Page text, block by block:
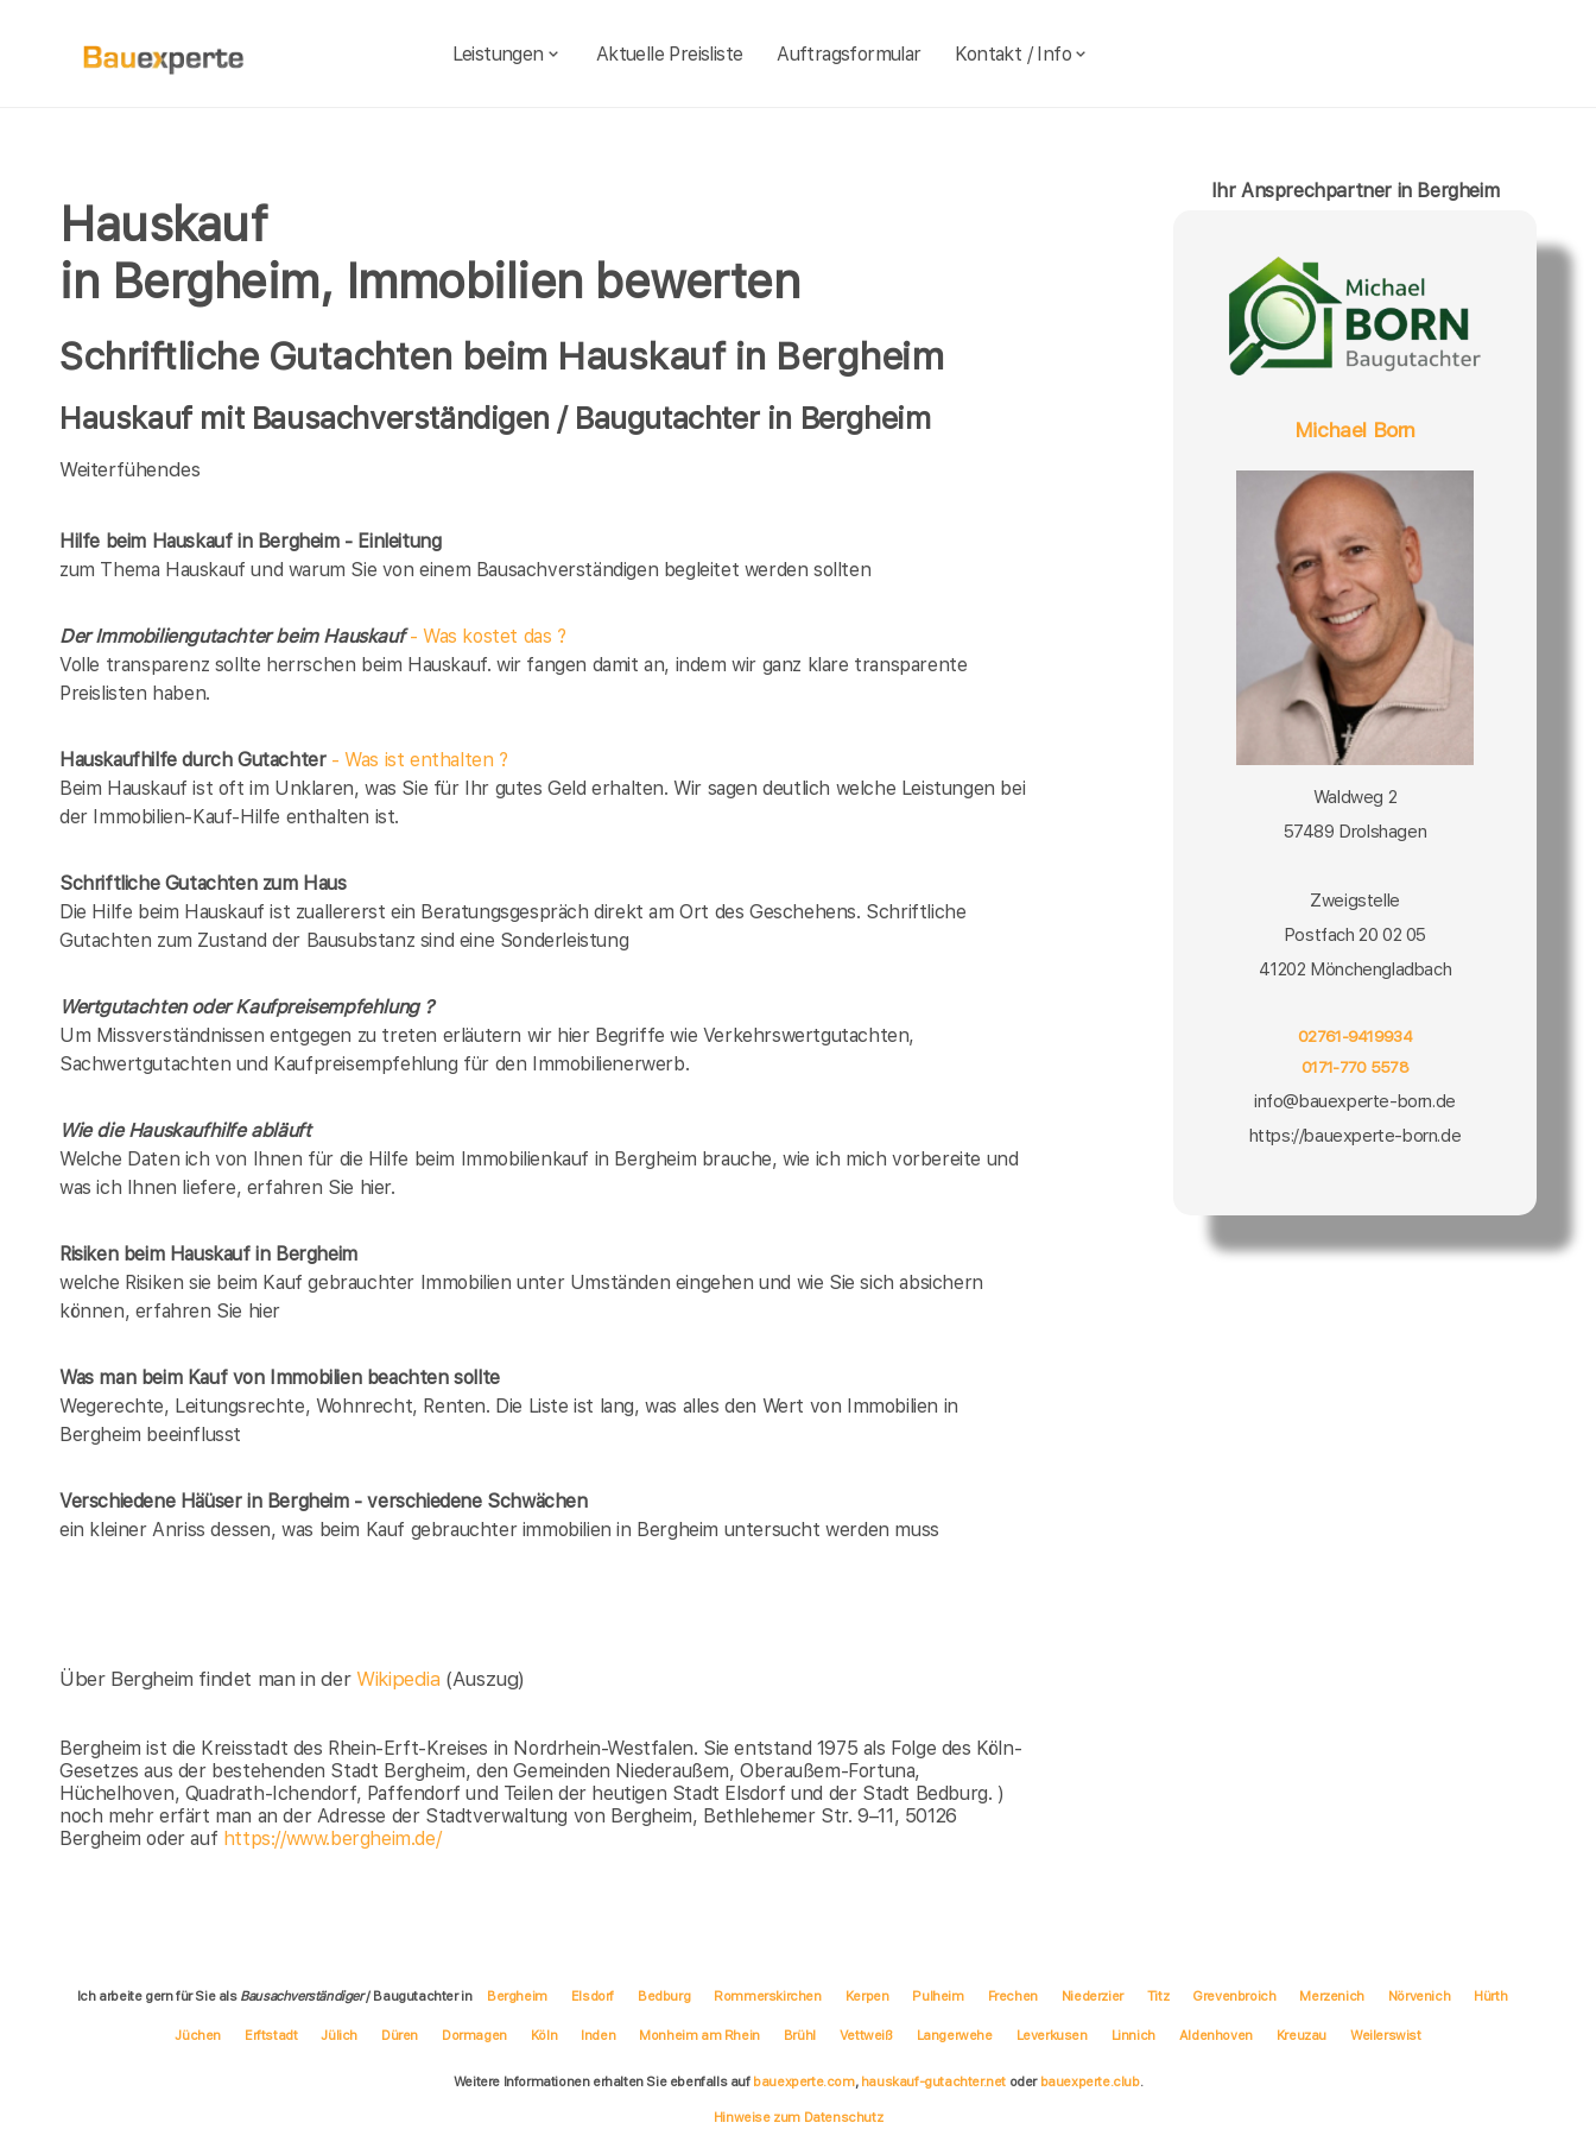
Leistungen Aktuelle Preisliste Auftragsformular Kontakt / Info
Hauskauf
in Bergheim, Immobilien bewerten
Schriftliche Gutachten beim Hauskauf in Bergheim
Hauskauf mit Bausachverständigen / Baugutachter in Bergheim
Weiterfühendes
Hilfe beim Hauskauf in Bergheim - Einleitung
zum Thema Hauskauf und warum Sie von einem Bausachverständigen begleitet werden sollten
Der Immobiliengutachter beim Hauskauf- Was kostet das ?
Volle transparenz sollte herrschen beim Hauskauf. wir fangen damit an, indem wir ganz klare transparente
Preislisten haben.
Hauskaufhilfe durch Gutachter- Was ist enthalten ?
Beim Hauskauf ist oft im Unklaren, was Sie für Ihr gutes Geld erhalten. Wir sagen deutlich welche Leistungen bei
der Immobilien-Kauf-Hilfe enthalten ist.
Schriftliche Gutachten zum Haus
Die Hilfe beim Hauskauf ist zuallererst ein Beratungsgespräch direkt am Ort des Geschehens. Schriftliche
Gutachten zum Zustand der Bausubstanz sind eine Sonderleistung
Wertgutachten oder Kaufpreisempfehlung ?
Um Missverständnissen entgegen zu treten erläutern wir hier Begriffe wie Verkehrswertgutachten,
Sachwertgutachten und Kaufpreisempfehlung für den Immobilienerwerb.
Wie die Hauskaufhilfe abläuft
Welche Daten ich von Ihnen für die Hilfe beim Immobilienkauf in Bergheim brauche, wie ich mich vorbereite und
was ich Ihnen liefere, erfahren Sie hier.
Risiken beim Hauskaufin Bergheim
welche Risiken sie beim Kauf gebrauchter Immobilien unter Umständen eingehen und wie Sie sich absichern
können, erfahren Sie hier
Was man beim Kauf von Immobilien beachten sollte
Wegerechte, Leitungsrechte, Wohnrecht, Renten. Die Liste ist lang, was alles den Wert von Immobilien in
Bergheim beeinflusst
Verschiedene Häüser in Bergheim - verschiedene Schwächen
ein kleiner Anriss dessen, was beim Kauf gebrauchter immobilien in Bergheim untersucht werden muss
Über Bergheim findet man in derWikipedia (Auszug)
Bergheim ist die Kreisstadt des Rhein-Erft-Kreises in Nordrhein-Westfalen. Sie entstand 1975 als Folge des Köln-
Gesetzes aus der bestehenden Stadt Bergheim, den Gemeinden Niederaußem, Oberaußem-Fortuna,
Hüchelhoven, Quadrath-Ichendorf, Paffendorf und Teilen der heutigen Stadt Elsdorf und der Stadt Bedburg. )
noch mehr erfärt man an der Adresse der Stadtverwaltung von Bergheim, Bethlehemer Str. 9–11, 50126
Bergheim oder auf https://www.bergheim.de/
Ihr Ansprechpartner in Bergheim
Michael Born
Waldweg 2
57489 Drolshagen
Zweigstelle
Postfach 20 02 05
41202 Mönchengladbach
02761-9419934
0171-770 5578
info@bauexperte-born.de
https://bauexperte-born.de
Ich arbeite gern für Sie als Bausachverständiger/ Baugutachter in Bergheim Elsdorf Bedburg Rommerskirchen Kerpen Pulheim Frechen Niederzier Titz Grevenbroich Merzenich Nörvenich Hürth
Jüchen Erftstadt Jülich Düren Dormagen Köln Inden Monheim am Rhein Brühl Vettweiß Langerwehe Leverkusen Linnich Aldenhoven Kreuzau Weilerswist
Weitere Informationen erhalten Sie ebenfalls auf bauexperte.com, hauskauf-gutachter.net oder bauexperte.club.
Hinweise zum Datenschutz